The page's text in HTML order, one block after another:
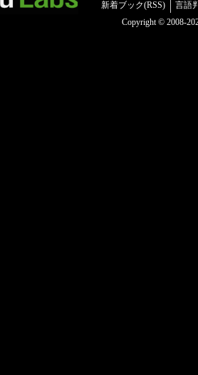
新着ブック(RSS)
言語
Copyright © 2008-